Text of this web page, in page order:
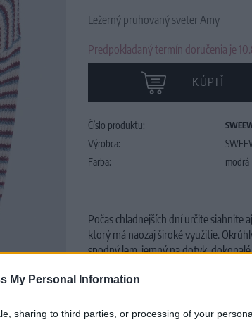
My Personal Information
sharing to third parties, or processing of your
Ležerný pruhovaný sveter Amy
Predpokladaný termín doručenia je
KÚPIŤ
Číslo produktu:
Výrobca:
Farba:
modrá
Počas chladnejších dní určite
ktorý má naozaj široké využitie.
spodný lem, jemný na dotyk,
Modelka nosí veľkosť S.
Pranie: práčka ( program- v rukách )